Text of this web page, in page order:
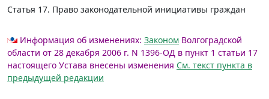
Статья 17. Право законодательной инициативы граждан
Информация об изменениях: Законом Волгоградской
области от 28 декабря 2006 г. N 1396-ОД в пункт 1 статьи 17
настоящего Устава внесены изменения См. текст пункта в
предыдущей редакции